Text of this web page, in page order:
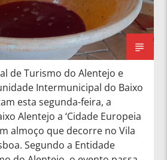
de Turismo do Alentejo e
Intermunicipal do Baixo
esta segunda-feira, a
Alentejo a ‘Cidade Europeia
almoço que decorre no Vila
Segundo a Entidade